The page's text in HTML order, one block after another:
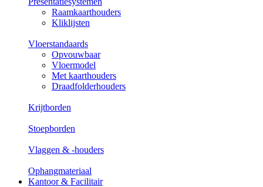
Raamkaarthouders
Kliklijsten
Vloerstandaards
Opvouwbaar
Vloermodel
Met kaarthouders
Draadfolderhouders
Krijtborden
Stoepborden
Vlaggen & -houders
Ophangmateriaal
Kantoor & Facilitair